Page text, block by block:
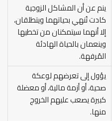
ينم عن أن المشاكل الزوجية
كادت تُنهي بحياتهما ويتطلقان،
إلا أنهما سيتمكنان من تخطيها
وينعمان بالحياة الهادئة
المُرفهة.
يؤول إلى تعرضهم لوعكة
صحية، أو أزمة مالية، أو معضلة
كبيرة يصعب عليهم الخروج
منها.